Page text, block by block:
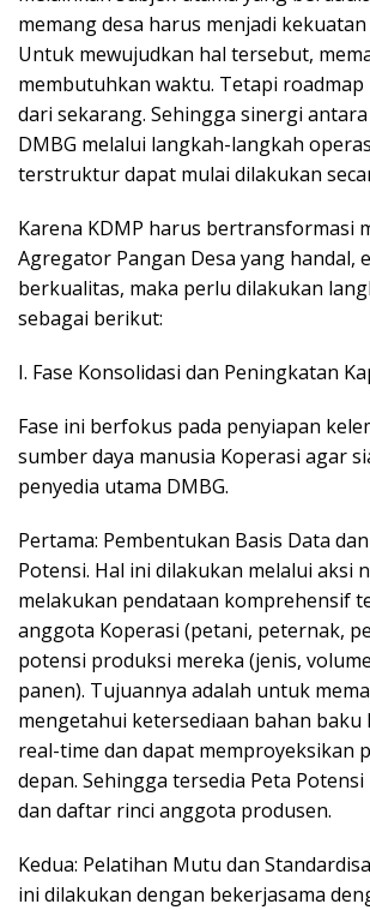
memang desa harus menjadi
Untuk mewujudkan hal tersebut,
membutuhkan waktu. Tetapi
dari sekarang. Sehingga sinergi antara
DMBG melalui langkah-langkah
terstruktur dapat mulai dilakukan
Karena KDMP harus bertransformasi
Agregator Pangan Desa yang handal,
berkualitas, maka perlu dilakukan
sebagai berikut:
I. Fase Konsolidasi dan Peningkatan
Fase ini berfokus pada penyiapan
sumber daya manusia Koperasi agar
penyedia utama DMBG.
Pertama: Pembentukan Basis Data
Potensi. Hal ini dilakukan melalui aksi
melakukan pendataan komprehensif
anggota Koperasi (petani, peternak,
potensi produksi mereka (jenis,
panen). Tujuannya adalah untuk
mengetahui ketersediaan bahan baku
real-time dan dapat memproyeksikan
depan. Sehingga tersedia Peta Potensi
dan daftar rinci anggota produsen.
Kedua: Pelatihan Mutu dan
ini dilakukan dengan bekerjasama